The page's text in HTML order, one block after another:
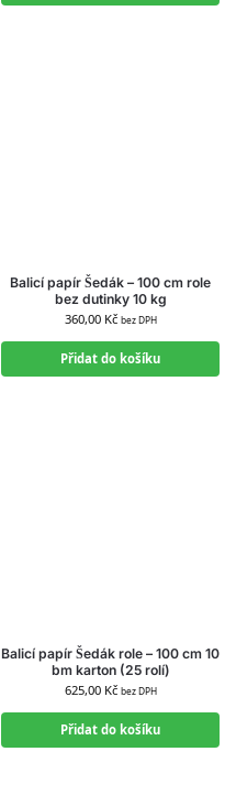
Balicí papír Šedák – 100 cm role
bez dutinky 10 kg
360,00 Kč bez DPH
Přidat do košíku
Balicí papír Šedák role – 100 cm 10
bm karton (25 rolí)
625,00 Kč bez DPH
Přidat do košíku